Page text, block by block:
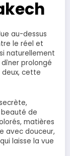
au-dessus
le réel et
naturellement
prolongé
deux, cette
de
matières
avec douceur,
laisse la vue